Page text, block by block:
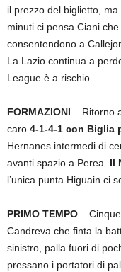
il prezzo del biglietto,
minuti ci pensa Ciani
consentendono a
La Lazio continua a
League è a rischio.
FORMAZIONI – Ritorno
caro 4-1-4-1 con Biglia
Hernanes intermedi di
avanti spazio a Perea. Il
l’unica punta Higuain ci
PRIMO TEMPO –
Candreva che finta la
sinistro, palla fuori di
pressano i portatori di